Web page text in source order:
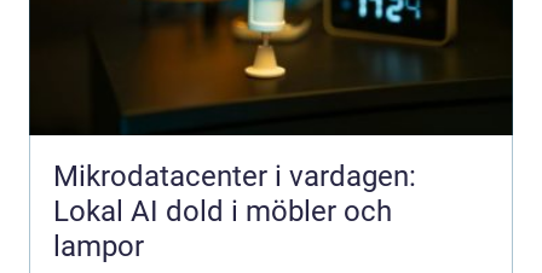
Mikrodatacenter i vardagen:
Lokal AI dold i möbler och
lampor